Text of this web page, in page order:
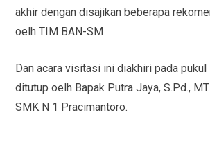
akhir dengan disajikan beberapa
oelh TIM BAN-SM
Dan acara visitasi ini diakhiri pada
ditutup oelh Bapak Putra Jaya, S.Pd.,
SMK N 1 Pracimantoro.